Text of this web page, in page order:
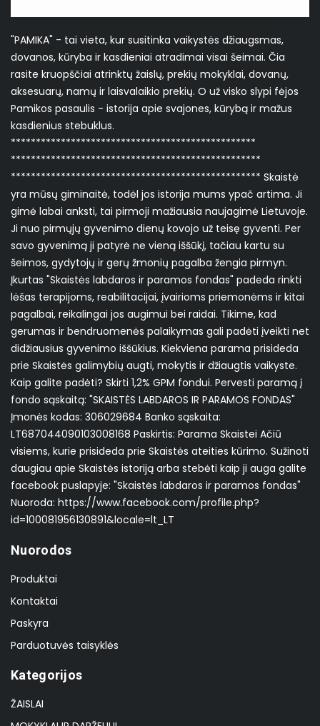
"PAMIKA" - tai vieta, kur susitinka vaikystės džiaugsmas,
dovanos, kūryba ir kasdieniai atradimai visai šeimai. Čia
rasite kruopščiai atrinktų žaislų, prekių mokyklai, dovanų,
aksesuarų, namų ir laisvalaikio prekių. O už visko slypi fėjos
Pamikos pasaulis - istorija apie svajones, kūrybą ir mažus
kasdienius stebuklus.
*************************************************
**************************************************
************************************************** Skaistė
yra mūsų giminaitė, todėl jos istorija mums ypač artima. Ji
gimė labai anksti, tai pirmoji mažiausia naujagimė Lietuvoje.
Ji nuo pirmųjų gyvenimo dienų kovojo už teisę gyventi. Per
savo gyvenimą ji patyrė ne vieną iššūkį, tačiau kartu su
šeimos, gydytojų ir gerų žmonių pagalba žengia pirmyn.
Įkurtas "Skaistės labdaros ir paramos fondas" padeda rinkti
lėšas terapijoms, reabilitacijai, įvairioms priemonėms ir kitai
pagalbai, reikalingai jos augimui bei raidai. Tikime, kad
gerumas ir bendruomenės palaikymas gali padėti įveikti net
didžiausius gyvenimo iššūkius. Kiekviena parama prisideda
prie Skaistės galimybių augti, mokytis ir džiaugtis vaikyste.
Kaip galite padėti? Skirti 1,2% GPM fondui. Pervesti paramą į
fondo sąskaitą: "SKAISTĖS LABDAROS IR PARAMOS FONDAS"
Įmonės kodas: 306029684 Banko sąskaita:
LT687044090103008168 Paskirtis: Parama Skaistei Ačiū
visiems, kurie prisideda prie Skaistės ateities kūrimo. Sužinoti
daugiau apie Skaistės istoriją arba stebėti kaip ji auga galite
facebook puslapyje: "Skaistės labdaros ir paramos fondas"
Nuoroda: https://www.facebook.com/profile.php?
id=100081956130891&locale=lt_LT
Nuorodos
Produktai
Kontaktai
Paskyra
Parduotuvės taisyklės
Kategorijos
ŽAISLAI